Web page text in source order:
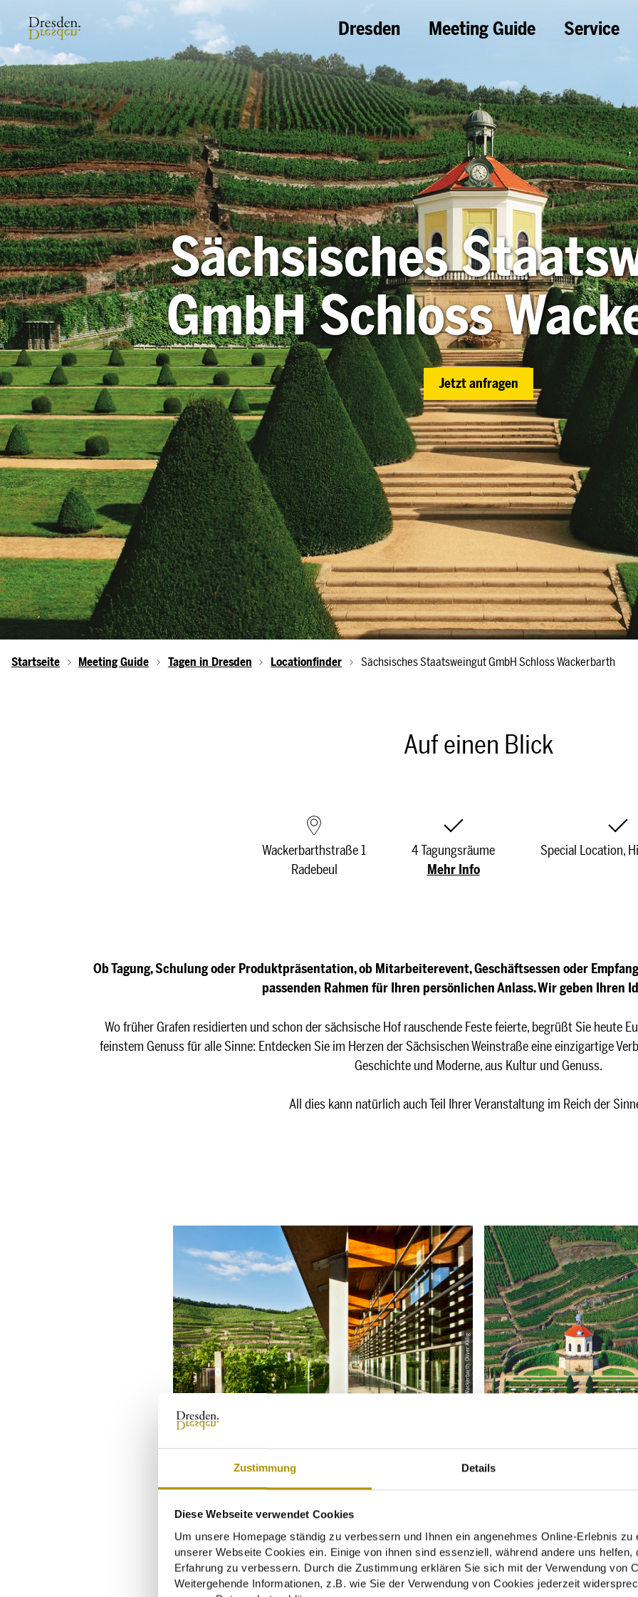
Zustimmung Details
Diese Webseite verwendet Cookies
Um unsere Homepage ständig zu verbessern und Ihnen ein angenehmes Online-Erlebnis
unserer Webseite Cookies ein. Einige von ihnen sind essenziell, während andere uns helfen,
Erfahrung zu verbessern. Durch die Zustimmung erklären Sie sich mit der Verwendung von
Weitergehende Informationen, z.B. wie Sie der Verwendung von Cookies jederzeit
Dresden Meeting Guide Service
Sächsisches
GmbH Schloss
Jetzt anfragen
Startseite Meeting Guide Tagen in Dresden Locationfinder Sächsisches Staatsweingut GmbH Schloss Wackerbarth
Auf einen Blick
Wackerbarthstraße 1
Radebeul
4 Tagungsräume
Mehr Info
Special Location,
Ob Tagung, Schulung oder Produktpräsentation, ob Mitarbeiterevent, Geschäftsessen oder
passenden Rahmen für Ihren persönlichen Anlass. Wir geben Ihren
Wo früher Grafen residierten und schon der sächsische Hof rauschende Feste feierte, begrüßt Sie heute
feinstem Genuss für alle Sinne: Entdecken Sie im Herzen der Sächsischen Weinstraße eine einzigartige
Geschichte und Moderne, aus Kultur und Genuss.
All dies kann natürlich auch Teil Ihrer Veranstaltung im Reich der
© Schloss Wackerbarth, Oliver Killig
Tagungsräume im Überblick